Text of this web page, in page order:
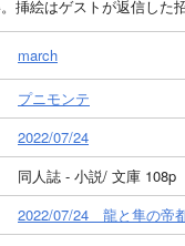
挿絵はゲストが返信した
march
プニモンテ
2022/07/24
同人誌 - 小説/ 文庫 108p
2022/07/24 龍と隼の帝